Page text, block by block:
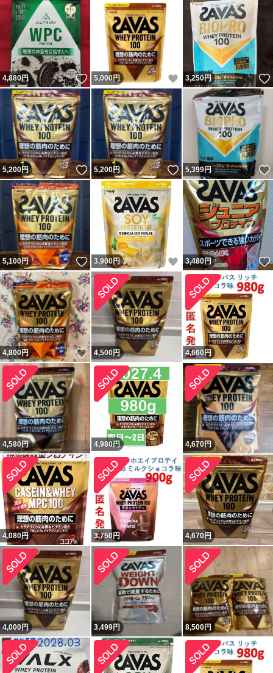
4,880円 いいね！
5,000円 いいね！
3,250円
5,200円 いいね！
5,200円 いいね！
5,399円
5,100円 いいね！
3,900円 いいね！
3,480円
4,800円 いいね！
4,500円 4,660円
4,580円 4,980円 4,670円
4,080円 3,750円 4,670円
4,000円 3,499円 8,500円